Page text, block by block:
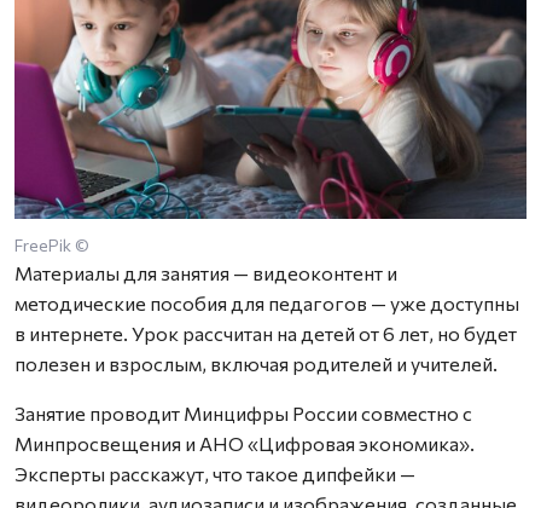
FreePik ©
Материалы для занятия — видеоконтент и
методические пособия для педагогов — уже доступны
в интернете. Урок рассчитан на детей от 6 лет, но будет
полезен и взрослым, включая родителей и учителей.
Занятие проводит Минцифры России совместно с
Минпросвещения и АНО «Цифровая экономика».
Эксперты расскажут, что такое дипфейки —